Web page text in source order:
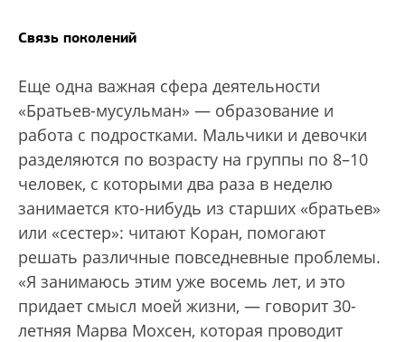
Связь поколений
Еще одна важная сфера деятельности
«Братьев-мусульман» — образование и
работа с подростками. Мальчики и девочки
разделяются по возрасту на группы по 8–10
человек, с которыми два раза в неделю
занимается кто-нибудь из старших «братьев»
или «сестер»: читают Коран, помогают
решать различные повседневные проблемы.
«Я занимаюсь этим уже восемь лет, и это
придает смысл моей жизни, — говорит 30-
летняя Марва Мохсен, которая проводит